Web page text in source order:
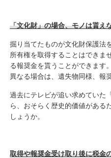
「文化財」の場合、モノは貰え
掘り当てたものが文化財保護法
所有権を取得することはできま
る報奨金を貰うことができます
異なる場合は、遺失物同様、報
過去にテレビが追い求めていた
ら、おそらく歴史的価値がある
しょうか。
取得や報奨金受け取り後に税金